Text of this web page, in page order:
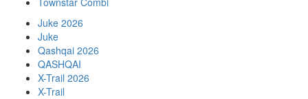
Juke 2026
Juke
Qashqai 2026
QASHQAI
X-Trail 2026
X-Trail